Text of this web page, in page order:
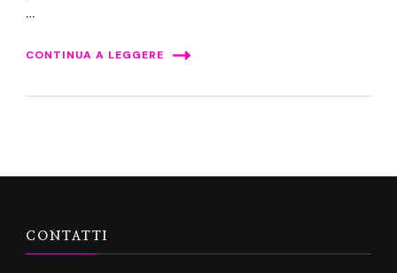
…
CONTINUA A LEGGERE
CONTATTI